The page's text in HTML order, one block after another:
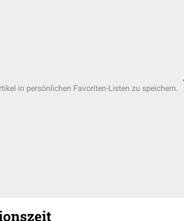
in persönlichen Favoriten-Listen zu speichern.